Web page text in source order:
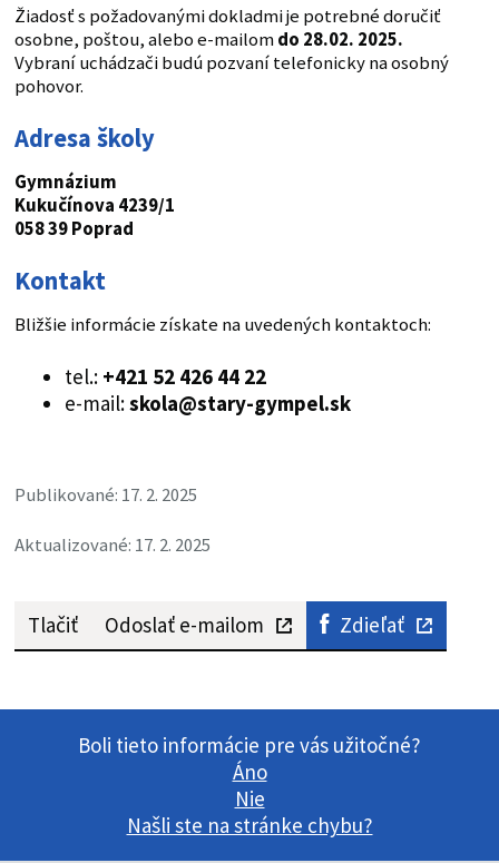
Žiadosť s požadovanými dokladmi je potrebné doručiť
osobne, poštou, alebo e-mailomdo 28.02. 2025.
Vybraní uchádzači budú pozvaní telefonicky na osobný
pohovor.
Adresa školy
Gymnázium
Kukučínova 4239/1
058 39 Poprad
Kontakt
Bližšie informácie získate na uvedených kontaktoch:
tel.: +421 52 426 44 22
e-mail:skola@stary-gympel.sk
Publikované: 17. 2. 2025
Aktualizované: 17. 2. 2025
Tlačiť Odoslať e-mailom Zdieľať
Boli tieto informácie pre vás užitočné?
Áno
Nie
Našli ste na stránke chybu?